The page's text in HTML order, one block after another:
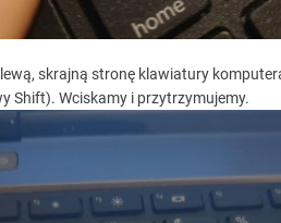
skrajną stronę klawiatury
Shift). Wciskamy i przytrzymujemy.